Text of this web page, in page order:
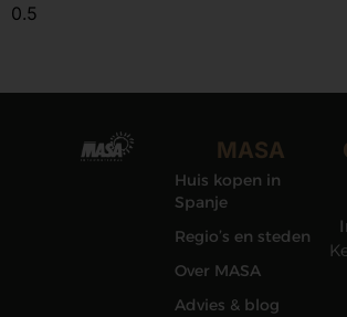
MASA
Huis kopen in
Spanje
Regio’s en steden
Over MASA
Advies & blog